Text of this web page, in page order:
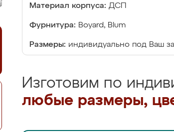
Материал корпуса: ДСП
Фурнитура: Boyard, Blum
Размеры: индивидуально под Ваш
Изготовим по
любые размеры,